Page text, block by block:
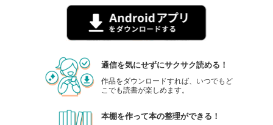
通信を気にせずにサクサク読める！
作品をダウンロードすれば、いつでもど
こでも読書が楽しめます。
本棚を作って本の整理ができる！